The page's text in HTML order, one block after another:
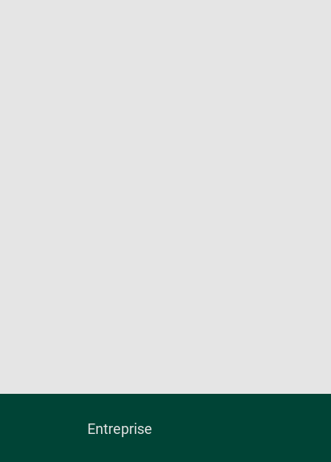
Entreprise